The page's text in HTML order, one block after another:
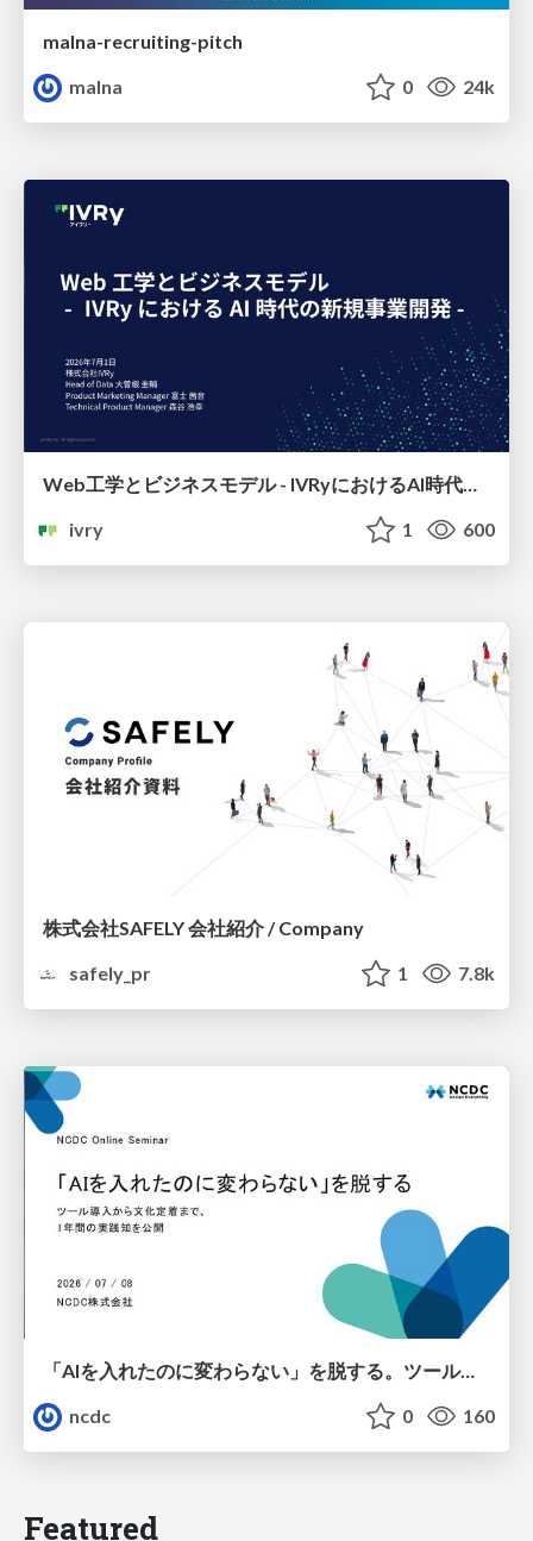
malna-recruiting-pitch
malna
0 24k
Web工学とビジネスモデル - IVRyにおけるAI時代の新規事業開発 -
ivry
1 600
株式会社SAFELY 会社紹介 / Company
safely_pr
1 7.8k
「AIを入れたのに変わらない」を脱する。ツール導入から文化定着まで、1年間の実践知を公開
ncdc
0 160
Featured